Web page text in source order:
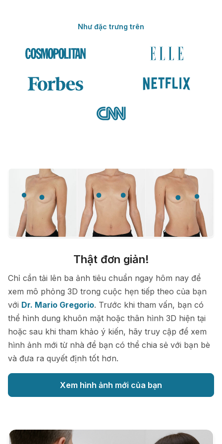
Như đặc trưng trên
Thật đơn giản!
Chỉ cần tải lên ba ảnh tiêu chuẩn ngay hôm nay để
xem mô phỏng 3D trong cuộc hẹn tiếp theo của bạn
với Dr. Mario Gregorio. Trước khi tham vấn, bạn có
thể hình dung khuôn mặt hoặc thân hình 3D hiện tại
hoặc sau khi tham khảo ý kiến, hãy truy cập để xem
hình ảnh mới từ nhà để bạn có thể chia sẻ với bạn bè
và đưa ra quyết định tốt hơn.
Xem hình ảnh mới của bạn